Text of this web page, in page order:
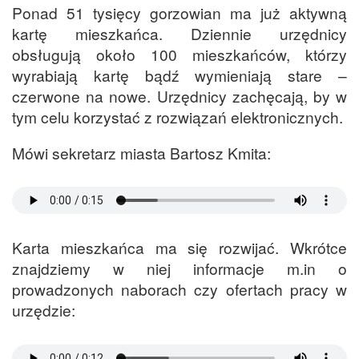
Ponad 51 tysięcy gorzowian ma już aktywną
kartę mieszkańca. Dziennie urzędnicy
obsługują około 100 mieszkańców, którzy
wyrabiają kartę bądź wymieniają stare –
czerwone na nowe. Urzędnicy zachęcają, by w
tym celu korzystać z rozwiązań elektronicznych.
Mówi sekretarz miasta Bartosz Kmita:
Karta mieszkańca ma się rozwijać. Wkrótce
znajdziemy w niej informacje m.in o
prowadzonych naborach czy ofertach pracy w
urzędzie: